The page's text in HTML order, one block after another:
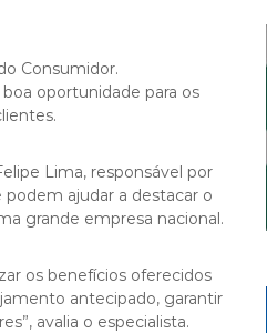
Consumidor.
oportunidade para os
Lima, responsável por
ajudar a destacar o
grande empresa nacional.
os benefícios oferecidos
antecipado, garantir
avalia o especialista.